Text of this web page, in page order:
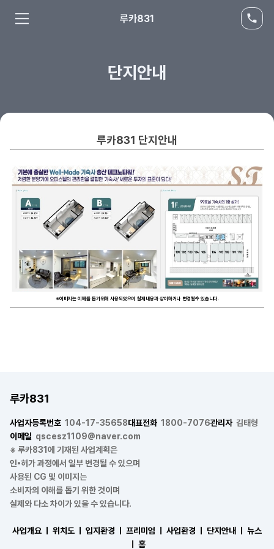
루카831
단지안내
루카831 단지안내
※이미지는 이해를 돕기위해 사용되었으며 실제내용과 상이하거나 변경될수 있습니다.
루카831
사업자등록번호 104-17-35658대표전화 1800-7076관리자 김태형
이메일 qscesz1109@naver.com
※ 루카831에 기재된 사업계획은
인•허가 과정에서 일부 변경될 수 있으며
사용된 CG 및 이미지는
소비자의 이해를 돕기 위한 것이며
실제와 다소 차이가 있을 수 있습니다.
사업개요 ㅣ 위치도 ㅣ 입지환경 ㅣ 프리미엄 ㅣ 사업환경 ㅣ 단지안내 ㅣ
뉴스
홈